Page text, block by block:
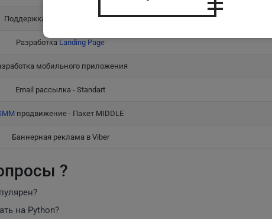
Поддержка сайта - Пакет Старт
Разработка Landing Page
мобильного приложения
Email рассылка - Standart
продвижение - Пакет MIDDLE
Баннерная реклама в Viber
?
на Python?